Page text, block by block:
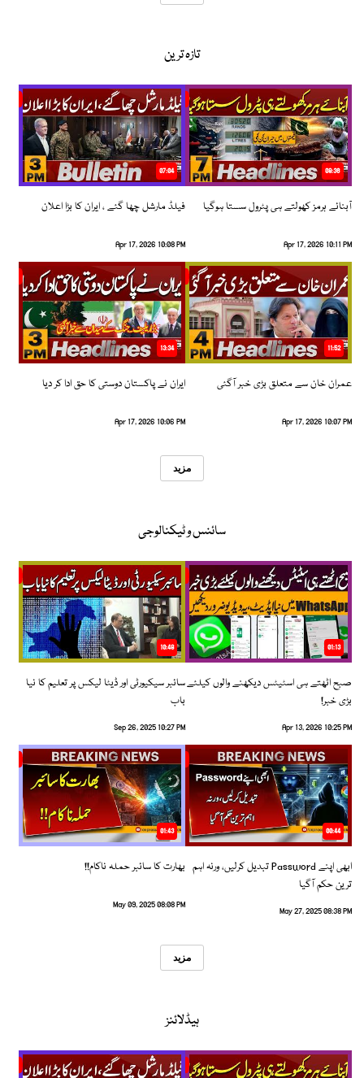
تازہ ترین
08:36
آبنائے ہرمز کھولتے ہی پٹرول سستا ہوگیا
Apr 17, 2026 10:11 PM
07:04
فیلڈ مارشل چھا گئے ، ایران کا بڑا اعلان
Apr 17, 2026 10:08 PM
11:52
عمران خان سے متعلق بڑی خبر آگئی
Apr 17, 2026 10:07 PM
13:34
ایران نے پاکستان دوستی کا حق ادا کر دیا
Apr 17, 2026 10:06 PM
مزید
سائنس و ٹیکنالوجی
01:13
صبح اٹھتے ہی اسٹیٹس دیکھنے والوں کیلئے
بڑی خبر!
Apr 13, 2026 10:25 PM
10:48
سائبر سیکیورٹی اور ڈیٹا لیکس پر تعلیم کا نیا
باب
Sep 26, 2025 10:27 PM
00:44
ابھی اپنے Password تبدیل کرلیں، ورنہ اہم
ترین حکم آگیا
May 27, 2025 08:38 PM
01:43
بھارت کا سائبر حملہ ناکام!!
May 09, 2025 08:08 PM
مزید
ہیڈلائنز